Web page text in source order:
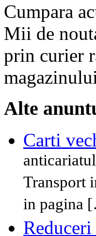
Cumpara
Mii de
prin curier
Alte
Carti
Transport
in pagina